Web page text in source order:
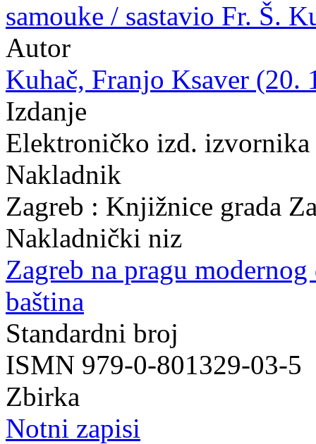
samouke / sastavio Fr. Š.
Autor
Kuhač, Franjo Ksaver (20.
Izdanje
Elektroničko izd.
Nakladnik
Zagreb : Knjižnice grada
Nakladnički niz
Zagreb na pragu modernog
baština
Standardni broj
ISMN 979-0-801329-03-5
Zbirka
Notni zapisi